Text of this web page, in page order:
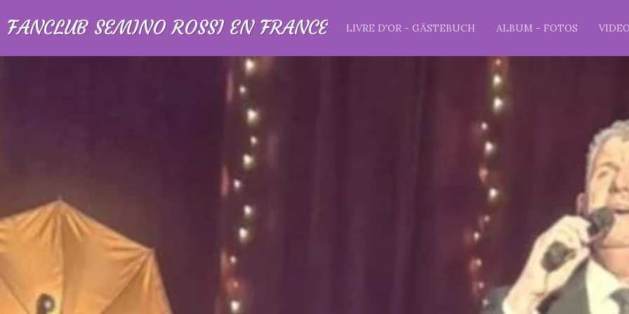
FANCLUB SEMINO ROSSI EN FRANCE LIVRE D'OR - GÄSTEBUCH ALBUM - FOTOS